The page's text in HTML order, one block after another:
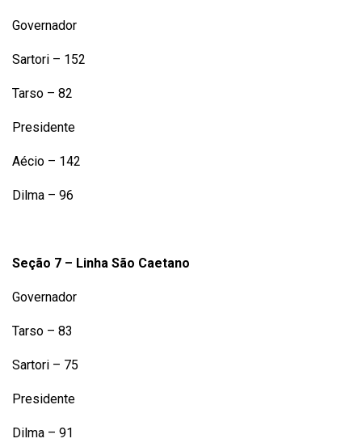
Governador
Sartori – 152
Tarso – 82
Presidente
Aécio – 142
Dilma – 96
Seção 7 – Linha São Caetano
Governador
Tarso – 83
Sartori – 75
Presidente
Dilma – 91